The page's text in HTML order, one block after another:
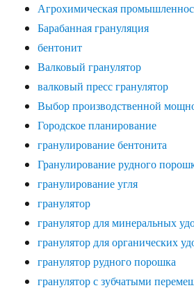
Агрохимическая
Барабанная грануляция
бентонит
Валковый гранулятор
валковый пресс гранулятор
Выбор производственной
Городское планирование
гранулирование бентонита
Гранулирование рудного
гранулирование угля
гранулятор
гранулятор для минеральных
гранулятор для органических
гранулятор рудного порошка
гранулятор с зубчатыми